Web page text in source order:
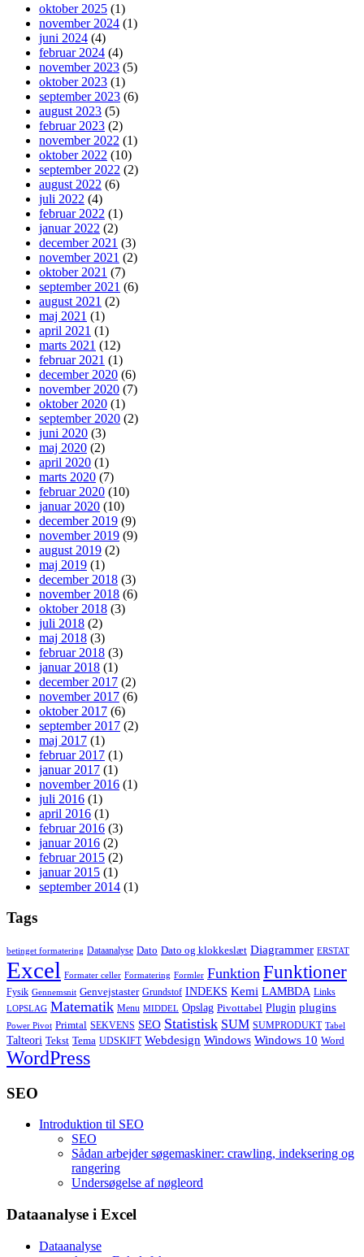
oktober 2025 (1)
november 2024 (1)
juni 2024 (4)
februar 2024 (4)
november 2023 (5)
oktober 2023 (1)
september 2023 (6)
august 2023 (5)
februar 2023 (2)
november 2022 (1)
oktober 2022 (10)
september 2022 (2)
august 2022 (6)
juli 2022 (4)
februar 2022 (1)
januar 2022 (2)
december 2021 (3)
november 2021 (2)
oktober 2021 (7)
september 2021 (6)
august 2021 (2)
maj 2021 (1)
april 2021 (1)
marts 2021 (12)
februar 2021 (1)
december 2020 (6)
november 2020 (7)
oktober 2020 (1)
september 2020 (2)
juni 2020 (3)
maj 2020 (2)
april 2020 (1)
marts 2020 (7)
februar 2020 (10)
januar 2020 (10)
december 2019 (9)
november 2019 (9)
august 2019 (2)
maj 2019 (1)
december 2018 (3)
november 2018 (6)
oktober 2018 (3)
juli 2018 (2)
maj 2018 (3)
februar 2018 (3)
januar 2018 (1)
december 2017 (2)
november 2017 (6)
oktober 2017 (6)
september 2017 (2)
maj 2017 (1)
februar 2017 (1)
januar 2017 (1)
november 2016 (1)
juli 2016 (1)
april 2016 (1)
februar 2016 (3)
januar 2016 (2)
februar 2015 (2)
januar 2015 (1)
september 2014 (1)
Tags
betinget formatering Dataanalyse Dato Dato og klokkeslæt Diagrammer ERSTAT
Excel Formater celler Formatering Formler Funktion Funktioner
Fysik Gennemsnit Genvejstaster Grundstof INDEKS Kemi LAMBDA Links
LOPSLAG Matematik Menu MIDDEL Opslag Pivottabel Plugin plugins
Power Pivot Primtal SEKVENS SEO Statistisk SUM SUMPRODUKT Tabel
Talteori Tekst Tema UDSKIFT Webdesign Windows Windows 10 Word
WordPress
SEO
Introduktion til SEO
SEO
Sådan arbejder søgemaskiner: crawling, indeksering og
rangering
Undersøgelse af nøgleord
Dataanalyse i Excel
Dataanalyse